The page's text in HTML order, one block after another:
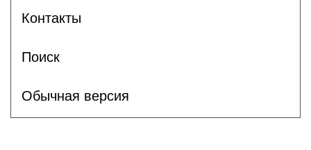
Контакты
Поиск
Обычная версия